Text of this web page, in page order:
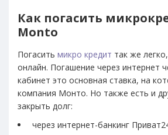
Как погасить
Monto
Погасить микро кредит так же
онлайн. Погашение через интернет
кабинет это основная ставка, на
компания Монто. Но также есть и
закрыть долг:
через интернет-банкинг